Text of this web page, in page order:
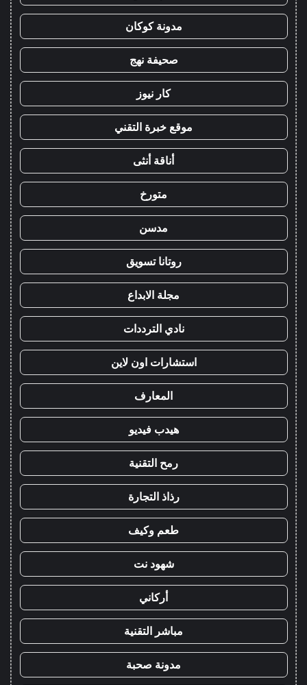
مدونة كوكان
صحيفة نهج
كار نيوز
موقع خبرة التقني
أناقة أنثى
متورخ
مدسن
روتانا تسويق
مجلة الابداع
نادي الترددات
استشارات اون لاين
المعارف
هيدب فيديو
رمح التقنية
رذاذ التجارة
طعم وكيف
شهود نت
أركاني
مباشر التقنية
مدونة صحبة